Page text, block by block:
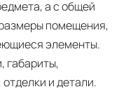
а с общей
помещения,
элементы.
габариты,
и детали.